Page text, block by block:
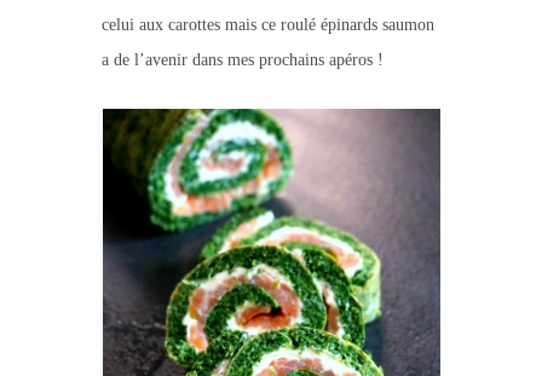
celui aux carottes mais ce roulé épinards saumon
a de l’avenir dans mes prochains apéros !